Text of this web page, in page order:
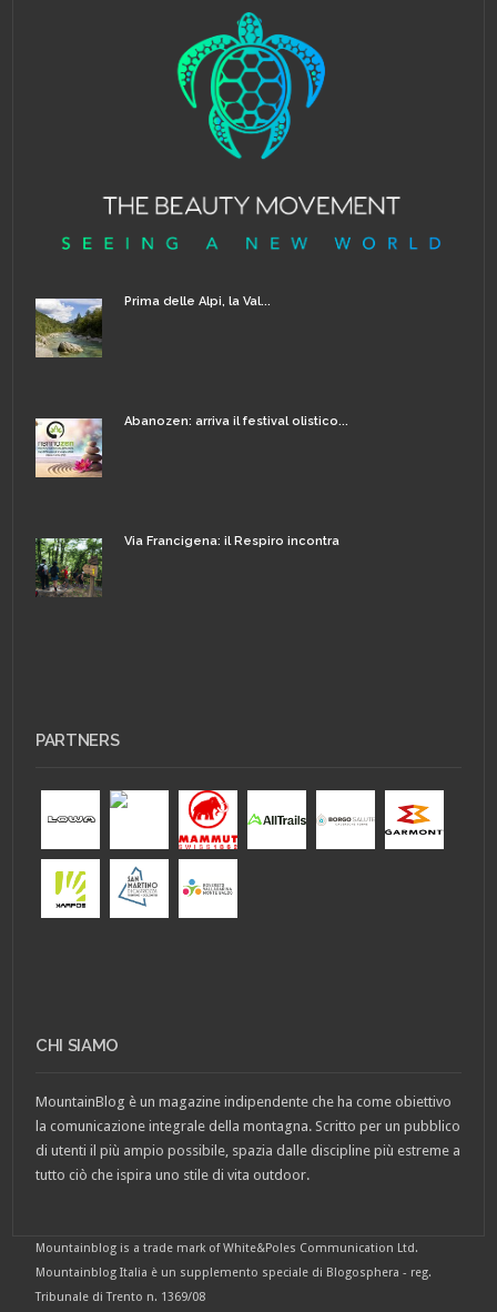
Prima delle Alpi, la Val...
Abanozen: arriva il festival olistico...
Via Francigena: il Respiro incontra
PARTNERS
CHI SIAMO
MountainBlog è un magazine indipendente che ha come obiettivo
la comunicazione integrale della montagna. Scritto per un pubblico
di utenti il più ampio possibile, spazia dalle discipline più estreme a
tutto ciò che ispira uno stile di vita outdoor.
Mountainblog is a trade mark of White&Poles Communication Ltd.
Mountainblog Italia è un supplemento speciale di Blogosphera - reg.
Tribunale di Trento n. 1369/08